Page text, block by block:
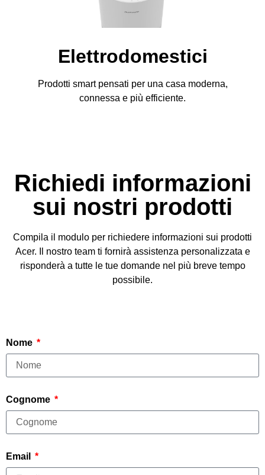
Elettrodomestici
Prodotti smart pensati per una casa moderna,
connessa e più efficiente.
Richiedi informazioni
sui nostri prodotti
Compila il modulo per richiedere informazioni sui prodotti
Acer. Il nostro team ti fornirà assistenza personalizzata e
risponderà a tutte le tue domande nel più breve tempo
possibile.
Nome
Cognome
Email